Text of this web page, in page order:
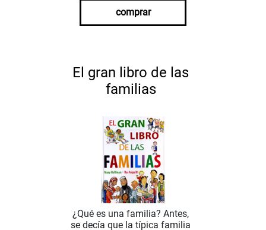
comprar
El gran libro de las
familias
¿Qué es una familia? Antes,
se decía que la típica familia